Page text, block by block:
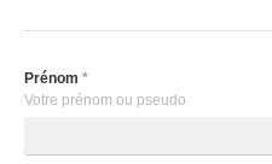
Prénom *
Votre prénom ou pseudo